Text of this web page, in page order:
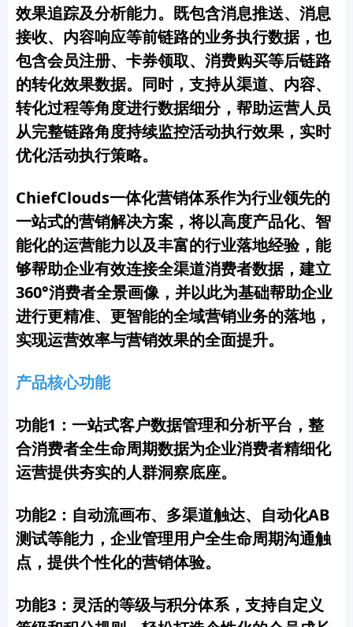
效果追踪及分析能力。既包含消息推送、消息
接收、内容响应等前链路的业务执行数据，也
包含会员注册、卡券领取、消费购买等后链路
的转化效果数据。同时，支持从渠道、内容、
转化过程等角度进行数据细分，帮助运营人员
从完整链路角度持续监控活动执行效果，实时
优化活动执行策略。
ChiefClouds一体化营销体系作为行业领先的
一站式的营销解决方案，将以高度产品化、智
能化的运营能力以及丰富的行业落地经验，能
够帮助企业有效连接全渠道消费者数据，建立
360°消费者全景画像，并以此为基础帮助企业
进行更精准、更智能的全域营销业务的落地，
实现运营效率与营销效果的全面提升。
产品核心功能
功能1：一站式客户数据管理和分析平台，整
合消费者全生命周期数据为企业消费者精细化
运营提供夯实的人群洞察底座。
功能2：自动流画布、多渠道触达、自动化AB
测试等能力，企业管理用户全生命周期沟通触
点，提供个性化的营销体验。
功能3：灵活的等级与积分体系，支持自定义